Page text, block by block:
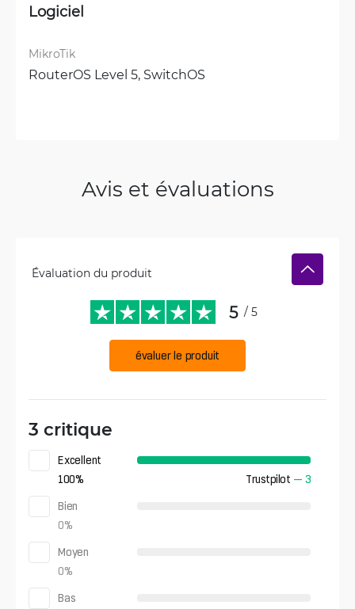
Logiciel
MikroTik
RouterOS Level 5, SwitchOS
Avis et évaluations
Évaluation du produit
5 / 5
évaluer le produit
3 critique
Excellent
100% Trustpilot — 3
Bien
0%
Moyen
0%
Bas